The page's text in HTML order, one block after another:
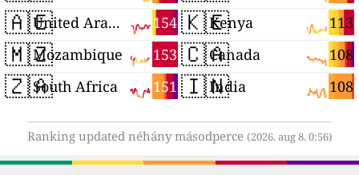
🇦🇪 154
United Arab Emirates
🇲🇿 153
Mozambique
🇿🇦 151
South Africa
🇰🇪 113
Kenya
🇨🇦 108
Canada
🇮🇳 108
India
Ranking updated néhány másodperce (2026. aug 8. 0:56)